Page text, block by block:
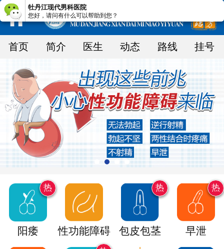
首页 简介 医生 动态 路线 挂号
热
阳痿 性功能障碍
热
包皮包茎
热
早泄
牡丹江现代男科医院
您好，请问有什么可以帮助到您？